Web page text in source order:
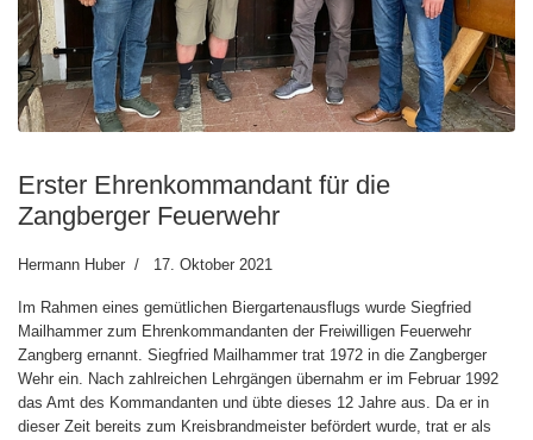
Erster Ehrenkommandant für die
Zangberger Feuerwehr
Hermann Huber 17. Oktober 2021
Im Rahmen eines gemütlichen Biergartenausflugs wurde Siegfried
Mailhammer zum Ehrenkommandanten der Freiwilligen Feuerwehr
Zangberg ernannt. Siegfried Mailhammer trat 1972 in die Zangberger
Wehr ein. Nach zahlreichen Lehrgängen übernahm er im Februar 1992
das Amt des Kommandanten und übte dieses 12 Jahre aus. Da er in
dieser Zeit bereits zum Kreisbrandmeister befördert wurde, trat er als